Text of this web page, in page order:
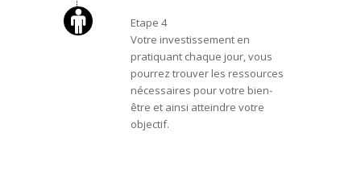
Etape 4
Votre investissement en
pratiquant chaque jour, vous
pourrez trouver les ressources
nécessaires pour votre bien-
être et ainsi atteindre votre
objectif.